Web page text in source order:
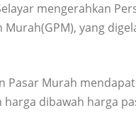
mengerahkan
yang
Pasar Murah
dibawah harga